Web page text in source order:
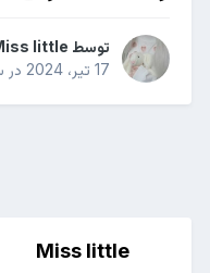
توسط little
17 تیر، 2024
در
Miss little